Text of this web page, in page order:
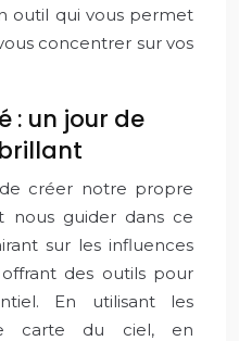
outil qui vous permet
concentrer sur vos
: un jour de
créer notre propre
nous guider dans ce
sur les influences
des outils pour
En utilisant les
carte du ciel, en